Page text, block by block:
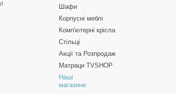
Шафи
Корпусні меблі
Комп'ютерні крісла
Стільці
Акції та Розпродаж
Матраци TVSHOP
Наші
магазини